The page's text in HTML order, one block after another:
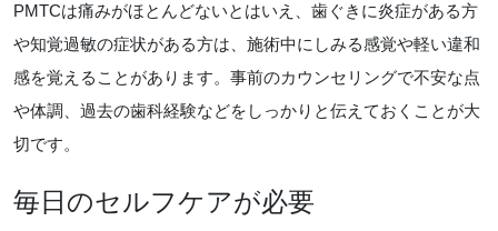
PMTCは痛みがほとんどないとはいえ、歯ぐきに炎症がある方
や知覚過敏の症状がある方は、施術中にしみる感覚や軽い違和
感を覚えることがあります。事前のカウンセリングで不安な点
や体調、過去の歯科経験などをしっかりと伝えておくことが大
切です。
毎日のセルフケアが必要